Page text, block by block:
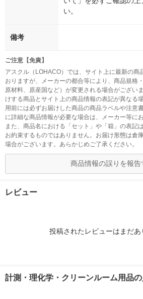
い。
備考
ご注意【免責】
アスクル（LOHACO）では、サイト上に最新の商
おりますが、メーカーの都合等により、商品規格
原材料、原産国など）が変更される場合がござい
けする商品とサイト上の商品情報の表記が異なる
用前には必ずお届けした商品の商品ラベルや注意
に詳細な商品情報が必要な場合は、メーカー等に
また、商品名における「セット」や「箱」の表記
お約束するものではありません。お届け形態は倉
場合がございます。あらかじめご了承ください。
商品情報の誤りを報告
レビュー
投稿されたレビューはまだあ
計測・理化学・クリーンルーム用品